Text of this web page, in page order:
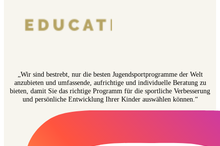
„Wir sind bestrebt, nur die besten Jugendsportprogramme der Welt
anzubieten und umfassende, aufrichtige und individuelle Beratung zu
bieten, damit Sie das richtige Programm für die sportliche Verbesserung
und persönliche Entwicklung Ihrer Kinder auswählen können.“